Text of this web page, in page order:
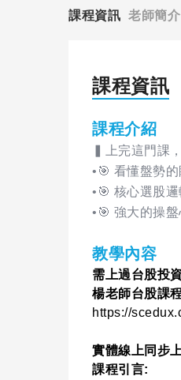
課程資訊 老師簡介
課程資訊
課程介紹
▍上完這門課
•🎯 看懂盤勢
•🎯 核心選股
•🎯 強大的操
教學內容
需上過台股投
楊老師台股課
https://
實體線上同步
課程引言: